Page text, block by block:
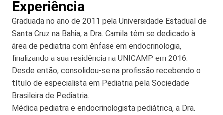
Experiência
Graduada no ano de 2011 pela Universidade Estadual de
Santa Cruz na Bahia, a Dra. Camila têm se dedicado à
área de pediatria com ênfase em endocrinologia,
finalizando a sua residência na UNICAMP em 2016.
Desde então, consolidou-se na profissão recebendo o
título de especialista em Pediatria pela Sociedade
Brasileira de Pediatria.
Médica pediatra e endocrinologista pediátrica, a Dra.